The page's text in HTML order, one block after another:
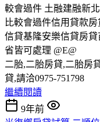
較會過件 土融建融新
比較會過件信用貸款
信貸基隆安樂信貸房
省皆可處理 @E@
二胎,二胎房貸,二胎房
貸,請洽0975-751798
繼續閱讀
9年前